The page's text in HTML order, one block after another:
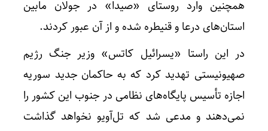
همچنین وارد روستای «صیدا» در جولان مابین
استان‌های درعا و قنیطره شده و از آن عبور کردند.
در این راستا «یسرائیل کاتس» وزیر جنگ رژیم
صهیونیستی تهدید کرد که به حاکمان جدید سوریه
اجازه تأسیس پایگاه‌های نظامی در جنوب این کشور را
نمی‌دهند و مدعی شد که تل‌آویو نخواهد گذاشت